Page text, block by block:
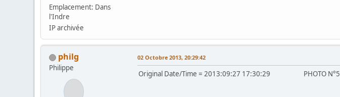
Emplacement: Dans
l'Indre
IP archivée
philg
Philippe
02 Octobre 2013, 20:29:42
Original Date/Time = 2013:09:27 17:30:29 PHOTO N°5